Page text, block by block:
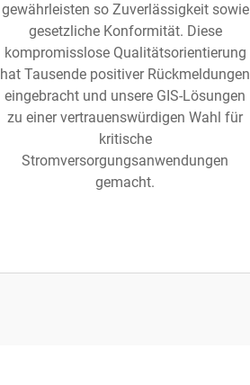
gewährleisten so Zuverlässigkeit sowie
gesetzliche Konformität. Diese
kompromisslose Qualitätsorientierung
hat Tausende positiver Rückmeldungen
eingebracht und unsere GIS-Lösungen
zu einer vertrauenswürdigen Wahl für
kritische
Stromversorgungsanwendungen
gemacht.